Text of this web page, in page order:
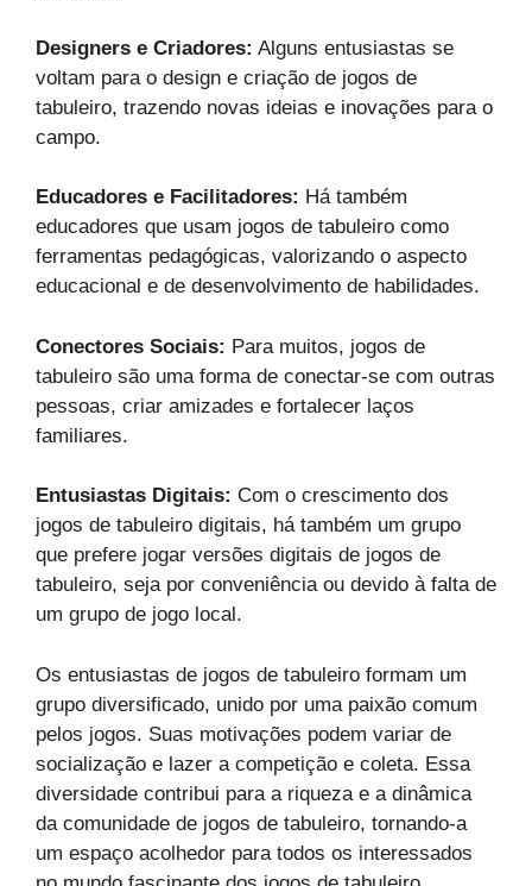
Designers e Criadores: Alguns entusiastas se
voltam para o design e criação de jogos de
tabuleiro, trazendo novas ideias e inovações para o
campo.
Educadores e Facilitadores: Há também
educadores que usam jogos de tabuleiro como
ferramentas pedagógicas, valorizando o aspecto
educacional e de desenvolvimento de habilidades.
Conectores Sociais: Para muitos, jogos de
tabuleiro são uma forma de conectar-se com outras
pessoas, criar amizades e fortalecer laços
familiares.
Entusiastas Digitais: Com o crescimento dos
jogos de tabuleiro digitais, há também um grupo
que prefere jogar versões digitais de jogos de
tabuleiro, seja por conveniência ou devido à falta de
um grupo de jogo local.
Os entusiastas de jogos de tabuleiro formam um
grupo diversificado, unido por uma paixão comum
pelos jogos. Suas motivações podem variar de
socialização e lazer a competição e coleta. Essa
diversidade contribui para a riqueza e a dinâmica
da comunidade de jogos de tabuleiro, tornando-a
um espaço acolhedor para todos os interessados